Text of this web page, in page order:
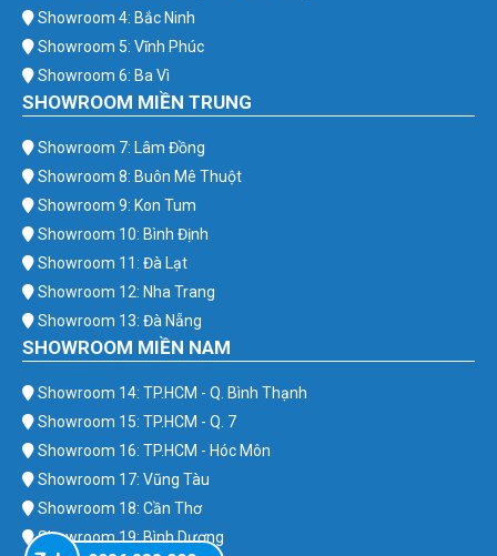
Showroom 4: Bắc Ninh
Showroom 5: Vĩnh Phúc
Showroom 6: Ba Vì
SHOWROOM MIỀN TRUNG
Showroom 7: Lâm Đồng
Showroom 8: Buôn Mê Thuột
Showroom 9: Kon Tum
Showroom 10: Bình Định
Showroom 11: Đà Lạt
Showroom 12: Nha Trang
Showroom 13: Đà Nẵng
SHOWROOM MIỀN NAM
Showroom 14: TP.HCM - Q. Bình Thạnh
Showroom 15: TP.HCM - Q. 7
Showroom 16: TP.HCM - Hóc Môn
Showroom 17: Vũng Tàu
Showroom 18: Cần Thơ
Showroom 19: Bình Dương